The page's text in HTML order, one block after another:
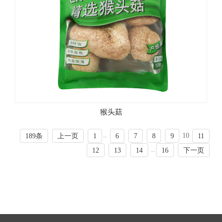
猴头菇
189条 上一页 1 .. 6 7 8 9 10
11
12
13 14 16 下一页